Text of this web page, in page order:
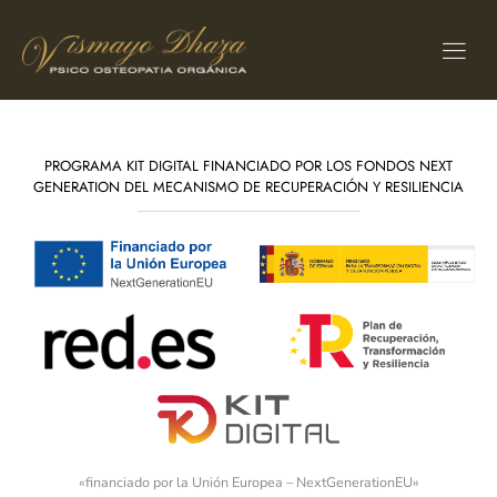
PROGRAMA KIT DIGITAL FINANCIADO POR LOS FONDOS NEXT
GENERATION DEL MECANISMO DE RECUPERACIÓN Y RESILIENCIA
«financiado por la Unión Europea – NextGenerationEU»